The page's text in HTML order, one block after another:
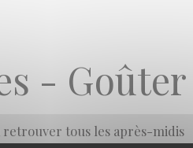
- Goûter
retrouver tous les après-midis